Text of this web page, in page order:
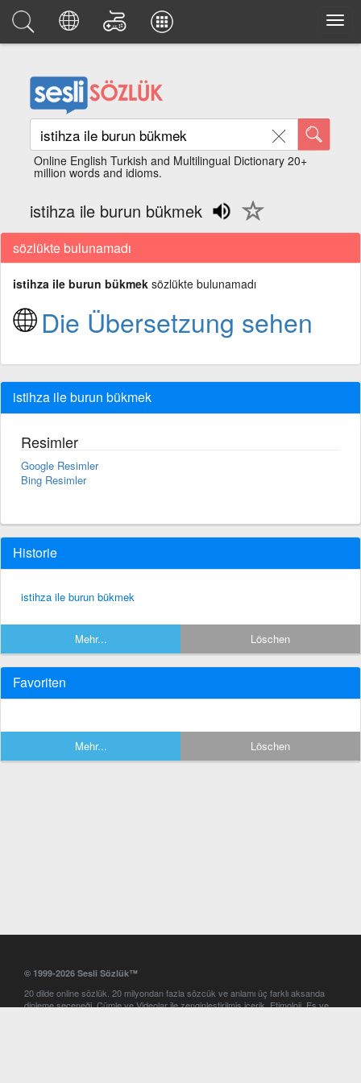
Online English Turkish and Multilingual Dictionary 20+
million words and idioms.
istihza ile burun bükmek
sözlükte bulunamadı
istihza ile burun bükmek sözlükte bulunamadı
Die Übersetzung sehen
istihza ile burun bükmek
Resimler
Google Resimler
Bing Resimler
Historie
istihza ile burun bükmek
Mehr... Löschen
Favoriten
Mehr... Löschen
© 1999-2026 Sesli Sözlük™
20 dilde online sözlük. 20 milyondan fazla sözcük ve anlamı üç farklı aksanda
dinleme seçeneği. Cümle ve Videolar ile zenginleştirilmiş içerik. Etimoloji, Eş ve